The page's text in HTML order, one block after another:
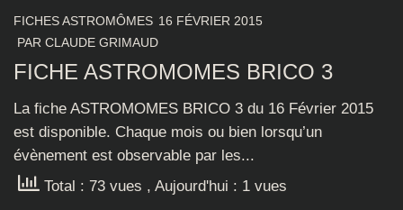
FICHES ASTROMÔMES 16 FÉVRIER 2015
PAR CLAUDE GRIMAUD
FICHE ASTROMOMES BRICO 3
La fiche ASTROMOMES BRICO 3 du 16 Février 2015
est disponible. Chaque mois ou bien lorsqu’un
évènement est observable par les...
Total : 73 vues , Aujourd'hui : 1 vues